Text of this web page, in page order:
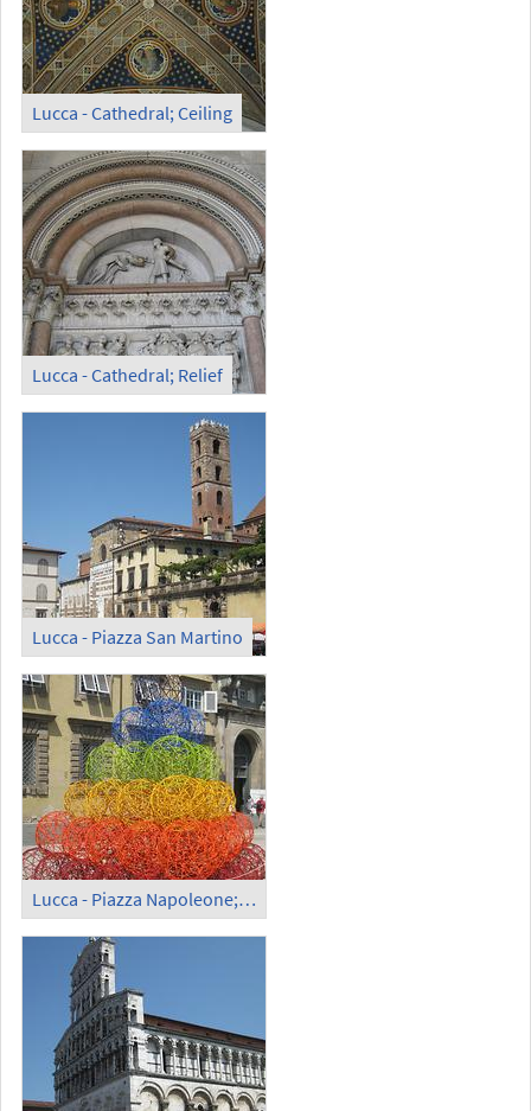
Lucca - Cathedral; Ceiling
Lucca - Cathedral; Relief
Lucca - Piazza San Martino
Lucca - Piazza Napoleone; Opere d'arte